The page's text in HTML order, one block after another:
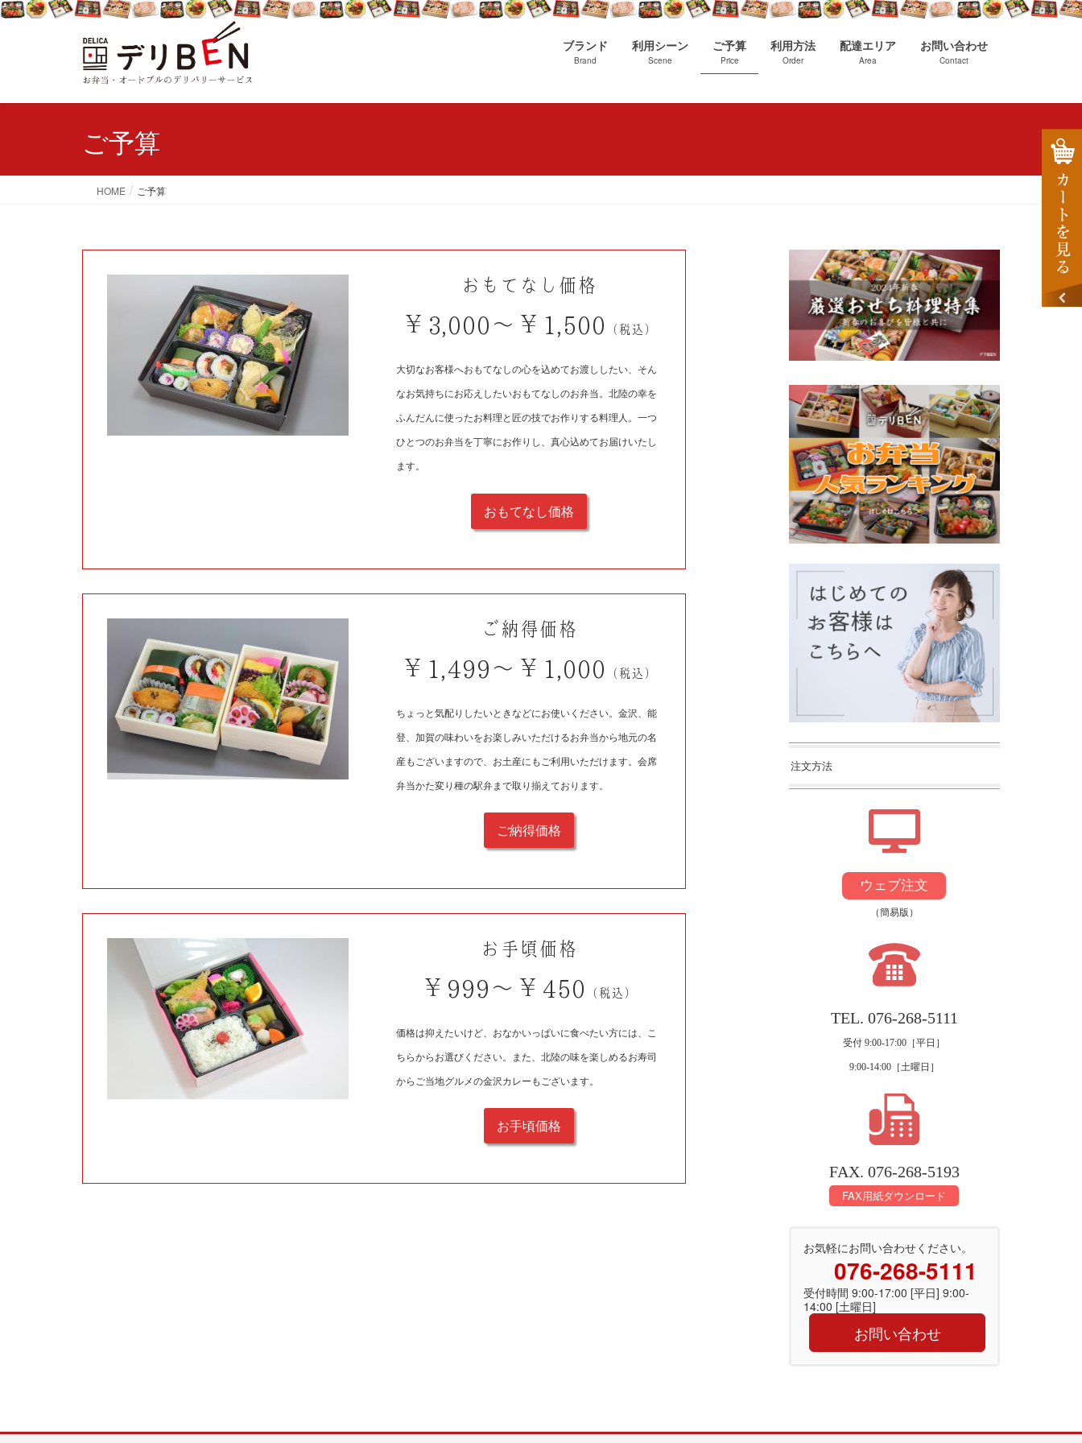
ブランド
Brand
利用シーン
Scene
ご予算
Price
利用方法
Order
配達エリア
Area
お問い合わせ
Contact
ご予算
HOME ご予算
おもてなし価格
￥3,000～￥1,500 （税込）
大切なお客様へおもてなしの心を込めてお渡ししたい、そん
なお気持ちにお応えしたいおもてなしのお弁当。北陸の幸を
ふんだんに使ったお料理と匠の技でお作りする料理人。一つ
ひとつのお弁当を丁寧にお作りし、真心込めてお届けいたし
ます。
おもてなし価格
ご納得価格
￥1,499～￥1,000 （税込）
ちょっと気配りしたいときなどにお使いください。金沢、能
登、加賀の味わいをお楽しみいただけるお弁当から地元の名
産もございますので、お土産にもご利用いただけます。会席
弁当かた変り種の駅弁まで取り揃えております。
ご納得価格
お手頃価格
￥999～￥450 （税込）
価格は抑えたいけど、おなかいっぱいに食べたい方には、こ
ちらからお選びください。また、北陸の味を楽しめるお寿司
からご当地グルメの金沢カレーもございます。
お手頃価格
注文方法
ウェブ注文
（簡易版）
TEL. 076-268-5111
受付 9:00‐17:00［平日］
9:00‐14:00［土曜日］
FAX. 076-268-5193
FAX用紙ダウンロード
お気軽にお問い合わせください。
076-268-5111
受付時間 9:00-17:00 [平日] 9:00-
14:00 [土曜日]
お問い合わせ